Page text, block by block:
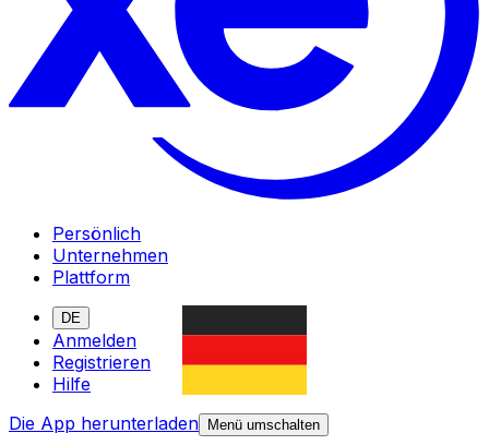
Persönlich
Unternehmen
Plattform
DE
Anmelden
Registrieren
Hilfe
Die App herunterladen
Menü umschalten